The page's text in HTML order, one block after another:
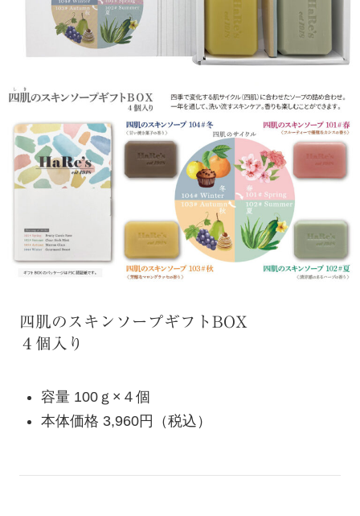
四肌のスキンソープギフトBOX
４個入り
容量 100ｇ×４個
本体価格 3,960円（税込）